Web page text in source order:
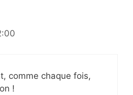
comme chaque fois,
!